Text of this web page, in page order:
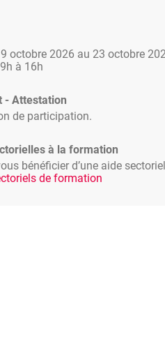
octobre 2026 au 23 octobre
à 16h
- Attestation
de participation.
à la formation
bénéficier d’une aide
de formation